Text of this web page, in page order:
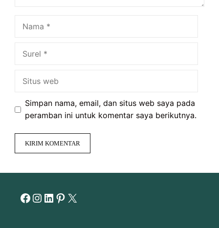
Simpan nama, email, dan situs web saya pada
peramban ini untuk komentar saya berikutnya.
Facebook
Instagram
LinkedIn
Pinterest
X